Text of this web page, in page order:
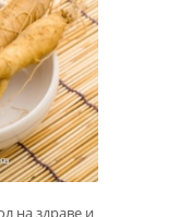
на здраве и